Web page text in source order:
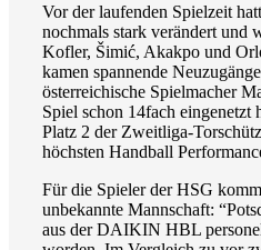
Vor der laufenden Spielzeit
nochmals stark verändert und
Kofler, Šimić, Akakpo und
kamen spannende
österreichische Spielmacher
Spiel schon 14fach eingenetzt
Platz 2 der Zweitliga-
höchsten Handball
Für die Spieler der HSG
unbekannte Mannschaft:
aus der DAIKIN HBL